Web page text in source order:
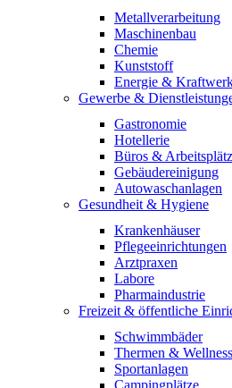
Metallverarbeitung
Maschinenbau
Chemie
Kunststoff
Energie &
Gewerbe &
Gastronomie
Hotellerie
Büros &
Gebäudereinigung
Autowaschanlagen
Gesundheit & Hygiene
Krankenhäuser
Pflegeeinrichtungen
Arztpraxen
Labore
Pharmaindustrie
Freizeit & öffentliche
Schwimmbäder
Thermen & Wellness
Sportanlagen